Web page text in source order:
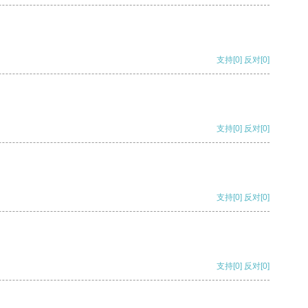
支持[0] 反对[0]
支持[0] 反对[0]
支持[0] 反对[0]
支持[0] 反对[0]